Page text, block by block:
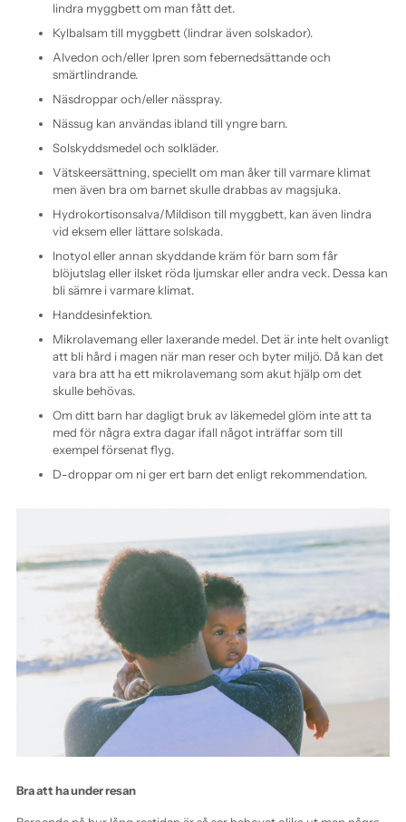
lindra myggbett om man fått det.
Kylbalsam till myggbett (lindrar även solskador).
Alvedon och/eller Ipren som febernedsättande och
smärtlindrande.
Näsdroppar och/eller nässpray.
Nässug kan användas ibland till yngre barn.
Solskyddsmedel och solkläder.
Vätskeersättning, speciellt om man åker till varmare klimat
men även bra om barnet skulle drabbas av magsjuka.
Hydrokortisonsalva/Mildison till myggbett, kan även lindra
vid eksem eller lättare solskada.
Inotyol eller annan skyddande kräm för barn som får
blöjutslag eller ilsket röda ljumskar eller andra veck. Dessa kan
bli sämre i varmare klimat.
Handdesinfektion.
Mikrolavemang eller laxerande medel. Det är inte helt ovanligt
att bli hård i magen när man reser och byter miljö. Då kan det
vara bra att ha ett mikrolavemang som akut hjälp om det
skulle behövas.
Om ditt barn har dagligt bruk av läkemedel glöm inte att ta
med för några extra dagar ifall något inträffar som till
exempel försenat flyg.
D-droppar om ni ger ert barn det enligt rekommendation.
Bra att ha under resan